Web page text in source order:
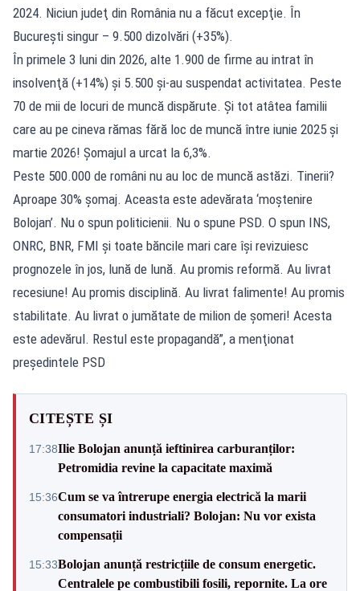
2024. Niciun judeţ din România nu a făcut excepţie. În
Bucureşti singur – 9.500 dizolvări (+35%).
În primele 3 luni din 2026, alte 1.900 de firme au intrat în
insolvenţă (+14%) şi 5.500 şi-au suspendat activitatea. Peste
70 de mii de locuri de muncă dispărute. Şi tot atâtea familii
care au pe cineva rămas fără loc de muncă între iunie 2025 şi
martie 2026! Şomajul a urcat la 6,3%.
Peste 500.000 de români nu au loc de muncă astăzi. Tinerii?
Aproape 30% şomaj. Aceasta este adevărata ‘moştenire
Bolojan’. Nu o spun politicienii. Nu o spune PSD. O spun INS,
ONRC, BNR, FMI şi toate băncile mari care îşi revizuiesc
prognozele în jos, lună de lună. Au promis reformă. Au livrat
recesiune! Au promis disciplină. Au livrat falimente! Au promis
stabilitate. Au livrat o jumătate de milion de şomeri! Acesta
este adevărul. Restul este propagandă”, a menţionat
preşedintele PSD
CITEȘTE ȘI
17:38Ilie Bolojan anunță ieftinirea carburanților:
Petromidia revine la capacitate maximă
15:36Cum se va întrerupe energia electrică la marii
consumatori industriali? Bolojan: Nu vor exista
compensații
15:33Bolojan anunță restricțiile de consum energetic.
Centralele pe combustibili fosili, repornite. La ore